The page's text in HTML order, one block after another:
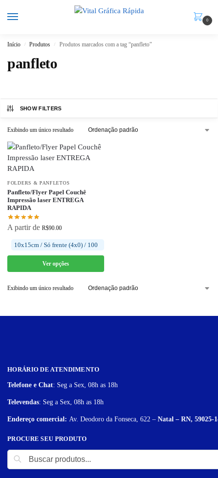
0
Início / Produtos / Produtos marcados com a tag “panfleto”
panfleto
SHOW FILTERS
Exibindo um único resultado
FOLDERS & PANFLETOS
Panfleto/Flyer Papel Couchê
Impressão laser ENTREGA
RAPIDA
A partir de R$90.00
10x15cm / Só frente (4x0) / 100
Ver opções
Exibindo um único resultado
HORÁRIO DE ATENDIMENTO
Telefone e Chat: Seg a Sex, 08h as 18h
Televendas: Seg a Sex, 08h as 18h
Endereço comercial: Av. Deodoro da Fonseca, 622 – Natal – RN, 59025-
PROCURE SEU PRODUTO